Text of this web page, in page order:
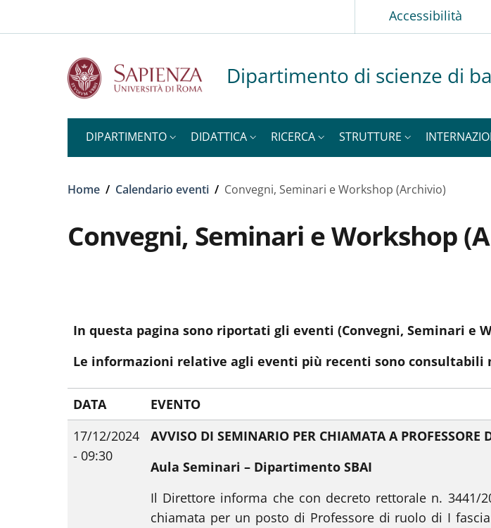
Accessibilità
Dipartimento di scienze di
DIPARTIMENTO DIDATTICA RICERCA STRUTTURE
Briciole di pane
Home / Calendario eventi / Convegni, Seminari e Workshop (Archivio)
Convegni, Seminari e Workshop
In questa pagina sono riportati gli eventi (Convegni, Seminari
Le informazioni relative agli eventi più recenti sono consultabili
DATA
EVENTO
17/12/2024
- 09:30
AVVISO DI SEMINARIO PER CHIAMATA A PROFESSORE
Aula Seminari – Dipartimento SBAI
Il Direttore informa che con decreto rettorale n. 3441/
chiamata per un posto di Professore di ruolo di I fascia